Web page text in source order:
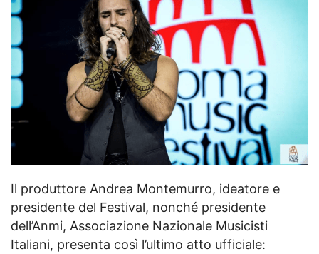
Il produttore Andrea Montemurro, ideatore e
presidente del Festival, nonché presidente
dell’Anmi, Associazione Nazionale Musicisti
Italiani, presenta così l’ultimo atto ufficiale: